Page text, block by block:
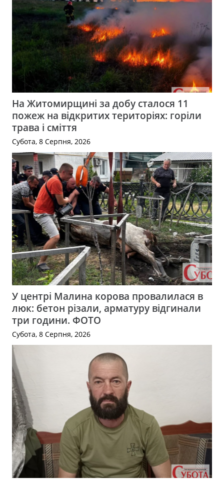
На Житомирщині за добу сталося 11
пожеж на відкритих територіях: горіли
трава і сміття
Субота, 8 Серпня, 2026
У центрі Малина корова провалилася в
люк: бетон різали, арматуру відгинали
три години. ФОТО
Субота, 8 Серпня, 2026